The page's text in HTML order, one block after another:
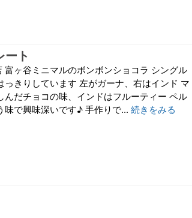
ト
ヶ谷ミニマルのボンボンショコラ シングル
きりしています 左がガーナ、右はインド マ
だチョコの味、インドはフルーティー ペル
味で興味深いです♪ 手作りで... 続きをみる